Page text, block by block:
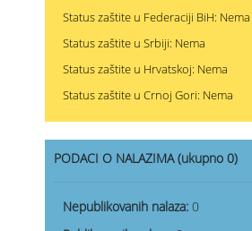
Status zaštite u Federaciji BiH: Nema
Status zaštite u Srbiji: Nema
Status zaštite u Hrvatskoj: Nema
Status zaštite u Crnoj Gori: Nema
PODACI O NALAZIMA (ukupno 0)
Nepublikovanih nalaza: 0